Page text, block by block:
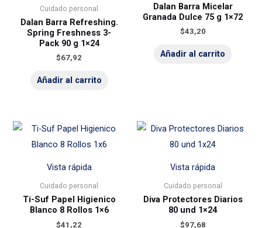
Cuidado personal
Dalan Barra Refreshing.
Spring Freshness 3-
Pack 90 g 1×24
$67,92
Añadir al carrito
Dalan Barra Micelar
Granada Dulce 75 g 1×72
$43,20
Añadir al carrito
Vista rápida
Cuidado personal
Ti-Suf Papel Higienico
Blanco 8 Rollos 1×6
$41,22
Vista rápida
Cuidado personal
Diva Protectores Diarios
80 und 1×24
$97,68